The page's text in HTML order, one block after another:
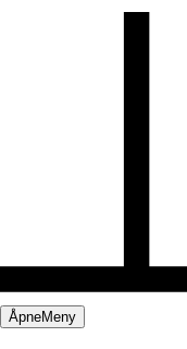
ÅpneMeny